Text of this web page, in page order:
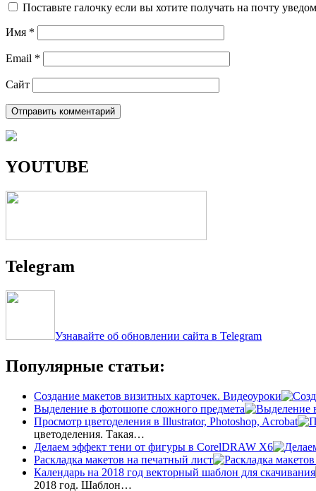
Поставьте галочку если вы хотите получать на почту
Имя *
Email *
Сайт
YOUTUBE
Telegram
Узнавайте об обновлении сайта в Telegram
Популярные статьи:
Создание макетов визитных карточек. Видеоуроки
Выделение в фотошопе сложного предмета
Просмотр цветоделения в Illustrator, Photoshop, Acrobat
цветоделения. Такая…
Делаем эффект тени от фигуры в CorelDRAW X6
Раскладка макетов на печатный лист
Календарь на 2018 год векторный шаблон для скачивания
2018 год. Шаблон…